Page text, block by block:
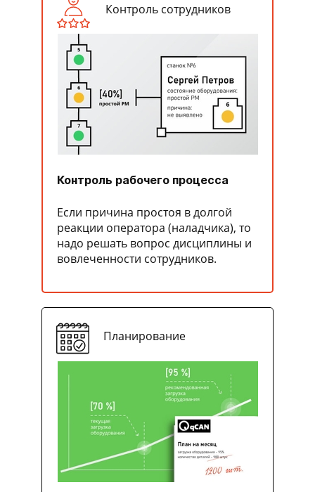
Контроль сотрудников
Контроль рабочего процесса
Если причина простоя в долгой
реакции оператора (наладчика), то
надо решать вопрос дисциплины и
вовлеченности сотрудников.
Планирование